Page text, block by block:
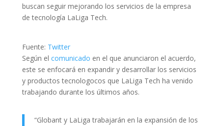
buscan seguir mejorando los servicios de la empresa
de tecnología LaLiga Tech.
Fuente: Twitter
Según el comunicado en el que anunciaron el acuerdo,
este se enfocará en expandir y desarrollar los servicios
y productos tecnologocos que LaLiga Tech ha venido
trabajando durante los últimos años.
“Globant y LaLiga trabajarán en la expansión de los